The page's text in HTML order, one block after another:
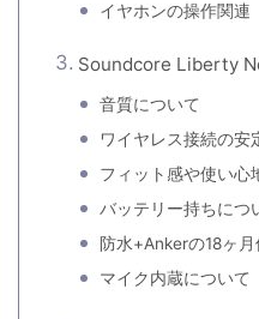
イヤホンの操作関連
Soundcore Liberty
音質について
ワイヤレス接続の安
フィット感や使い心
バッテリー持ちにつ
防水+Ankerの18ヶ
マイク内蔵について